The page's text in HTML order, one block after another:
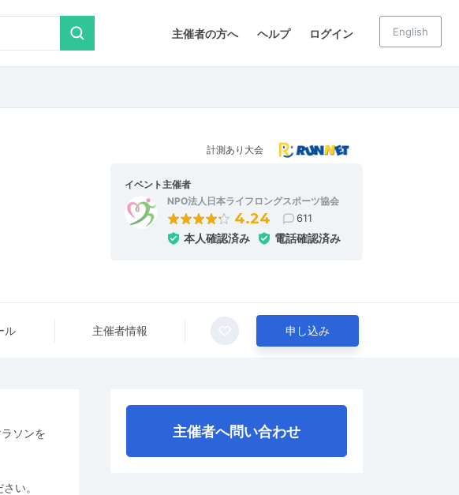
主催者の方へ ヘルプ ログイン English
計測あり大会
イベント主催者
NPO法人日本ライフロングスポーツ協会
4.24 611
本人確認済み 電話確認済み
ル 主催者情報 申し込み
ソンを
い。
主催者へ問い合わせ